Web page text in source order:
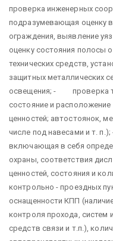
проверка инженерных
подразумевающая оценку
ограждения, выявление
оценку состояния полосы
технических средств,
защитных металлических
освещения; - проверка
состояние и
ценностей; автостоянок,
числе под навесами и т.
включающая в себя
охраны, соответствия
ценностей, состояния и
контрольно - проездных
оснащенности КПП
контроля прохода, систем
средств связи и т.п.),